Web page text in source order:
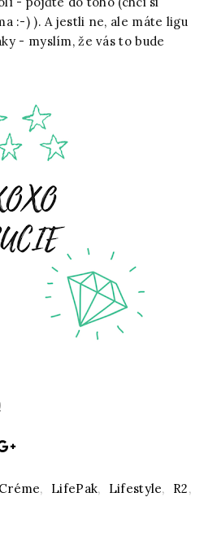
:-) ). A jestli ne, ale máte ligu
- myslím, že vás to bude
, LifePak, Lifestyle, R2,